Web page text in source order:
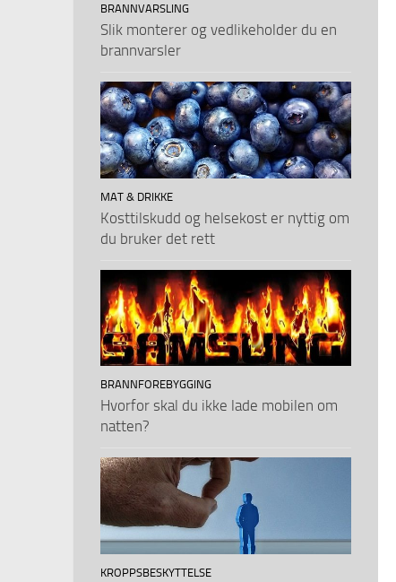
BRANNVARSLING
Slik monterer og vedlikeholder du en
brannvarsler
MAT & DRIKKE
Kosttilskudd og helsekost er nyttig om
du bruker det rett
BRANNFOREBYGGING
Hvorfor skal du ikke lade mobilen om
natten?
KROPPSBESKYTTELSE